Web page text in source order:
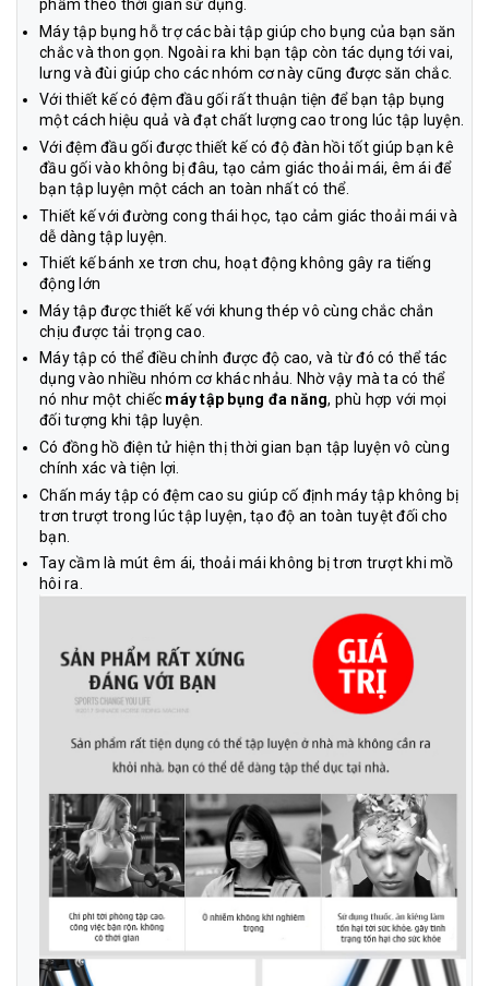
phẩm theo thời gian sử dụng.
Máy tập bụng hỗ trợ các bài tập giúp cho bụng của bạn săn
chắc và thon gọn. Ngoài ra khi bạn tập còn tác dụng tới vai,
lưng và đùi giúp cho các nhóm cơ này cũng được săn chắc.
Với thiết kế có đệm đầu gối rất thuận tiện để bạn tập bụng
một cách hiệu quả và đạt chất lượng cao trong lúc tập luyện.
Với đệm đầu gối được thiết kế có độ đàn hồi tốt giúp bạn kê
đầu gối vào không bị đâu, tạo cảm giác thoải mái, êm ái để
bạn tập luyện một cách an toàn nhất có thể.
Thiết kế với đường cong thái học, tạo cảm giác thoải mái và
dễ dàng tập luyện.
Thiết kế bánh xe trơn chu, hoạt động không gây ra tiếng
động lớn
Máy tập được thiết kế với khung thép vô cùng chắc chắn
chịu được tải trọng cao.
Máy tập có thể điều chỉnh được độ cao, và từ đó có thể tác
dụng vào nhiều nhóm cơ khác nhảu. Nhờ vậy mà ta có thể
nó như một chiếc máy tập bụng đa năng, phù hợp với mọi
đối tượng khi tập luyện.
Có đồng hồ điện tử hiện thị thời gian bạn tập luyện vô cùng
chính xác và tiện lợi.
Chấn máy tập có đệm cao su giúp cố định máy tập không bị
trơn trượt trong lúc tập luyện, tạo độ an toàn tuyệt đối cho
bạn.
Tay cầm là mút êm ái, thoải mái không bị trơn trượt khi mồ
hôi ra.